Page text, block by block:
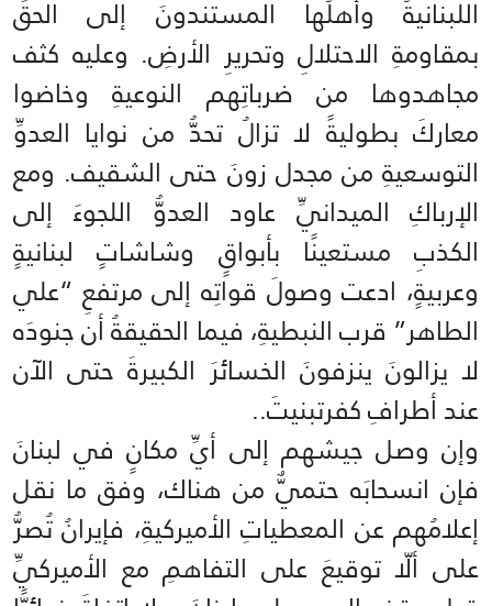
اللبنانيةُ وأهلُها المستندونَ إلى الحقِّ
بمقاومةِ الاحتلالِ وتحريرِ الأرضِ. وعليه كثف
مجاهدوها من ضرباتِهم النوعيةِ وخاضوا
معاركَ بطوليةً لا تزالُ تحدُّ من نوايا العدوِّ
التوسعيةِ من مجدل زونَ حتى الشقيف. ومع
الإرباكِ الميدانيِّ عاود العدوُّ اللجوءَ إلى
الكذبِ مستعينًا بأبواقٍ وشاشاتٍ لبنانيةٍ
وعربيةٍ، ادعت وصولَ قواتِه إلى مرتفعِ “علي
الطاهر” قرب النبطيةِ، فيما الحقيقةُ أن جنودَه
لا يزالونَ ينزفونَ الخسائرَ الكبيرةَ حتى الآن
عند أطرافِ كفرتبنيتَ..
وإن وصل جيشهم إلى أيِّ مكانٍ في لبنانَ
فإن انسحابَه حتميٌّ من هناك، وفق ما نقل
إعلامُهم عن المعطياتِ الأميركيةِ، فإيرانُ تُصرُّ
على ألّا توقيعَ على التفاهمِ مع الأميركيِّ